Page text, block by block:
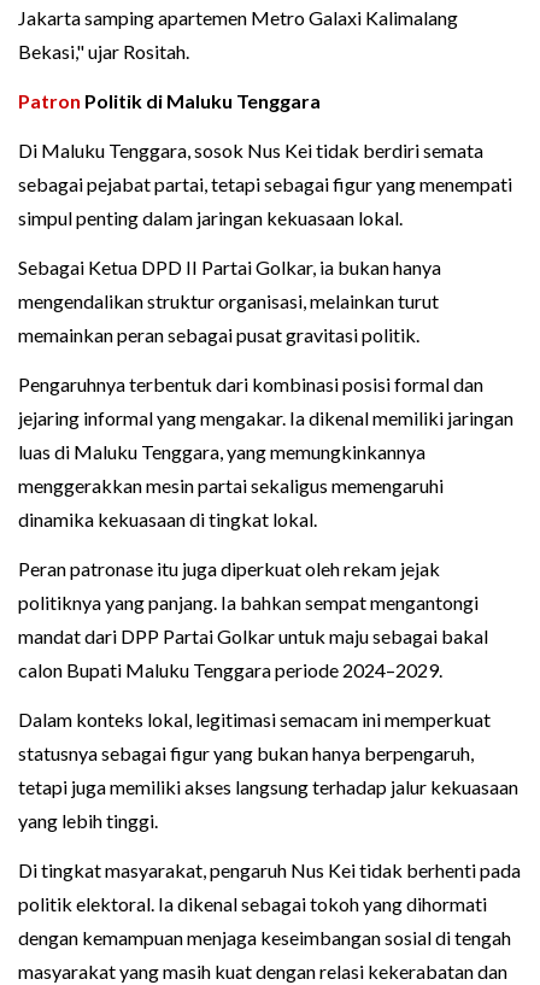
Jakarta samping apartemen Metro Galaxi Kalimalang
Bekasi," ujar Rositah.
Patron Politik di Maluku Tenggara
Di Maluku Tenggara, sosok Nus Kei tidak berdiri semata
sebagai pejabat partai, tetapi sebagai figur yang menempati
simpul penting dalam jaringan kekuasaan lokal.
Sebagai Ketua DPD II Partai Golkar, ia bukan hanya
mengendalikan struktur organisasi, melainkan turut
memainkan peran sebagai pusat gravitasi politik.
Pengaruhnya terbentuk dari kombinasi posisi formal dan
jejaring informal yang mengakar. Ia dikenal memiliki jaringan
luas di Maluku Tenggara, yang memungkinkannya
menggerakkan mesin partai sekaligus memengaruhi
dinamika kekuasaan di tingkat lokal.
Peran patronase itu juga diperkuat oleh rekam jejak
politiknya yang panjang. Ia bahkan sempat mengantongi
mandat dari DPP Partai Golkar untuk maju sebagai bakal
calon Bupati Maluku Tenggara periode 2024–2029.
Dalam konteks lokal, legitimasi semacam ini memperkuat
statusnya sebagai figur yang bukan hanya berpengaruh,
tetapi juga memiliki akses langsung terhadap jalur kekuasaan
yang lebih tinggi.
Di tingkat masyarakat, pengaruh Nus Kei tidak berhenti pada
politik elektoral. Ia dikenal sebagai tokoh yang dihormati
dengan kemampuan menjaga keseimbangan sosial di tengah
masyarakat yang masih kuat dengan relasi kekerabatan dan